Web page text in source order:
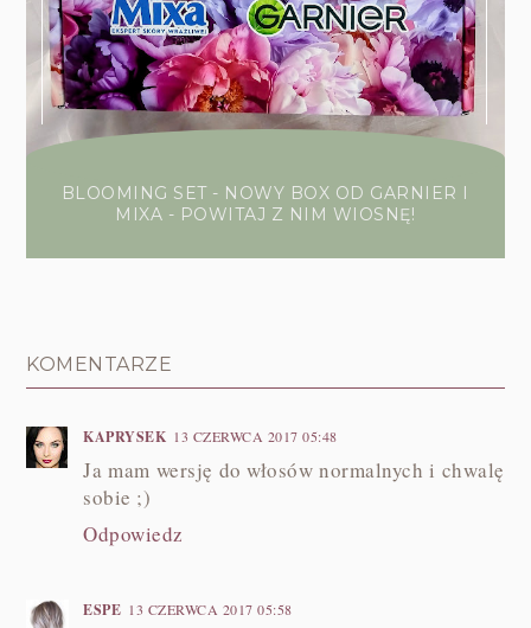
BLOOMING SET - NOWY BOX OD GARNIER I
MIXA - POWITAJ Z NIM WIOSNĘ!
KOMENTARZE
KAPRYSEK 13 CZERWCA 2017 05:48
Ja mam wersję do włosów normalnych i chwalę
sobie ;)
Odpowiedz
ESPE 13 CZERWCA 2017 05:58